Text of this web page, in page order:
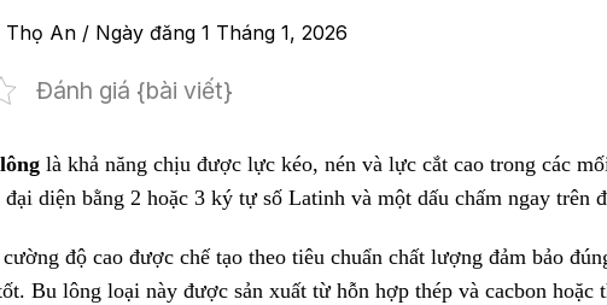
Thọ An / Ngày đăng 1 Tháng 1, 2026
Đánh giá {bài viết}
là khả năng chịu được lực kéo, nén và lực cắt cao trong các
diện bằng 2 hoặc 3 ký tự số Latinh và một dấu chấm ngay trên
cường độ cao được chế tạo theo tiêu chuẩn chất lượng đảm bảo
Bu lông loại này được sản xuất từ hỗn hợp thép và cacbon